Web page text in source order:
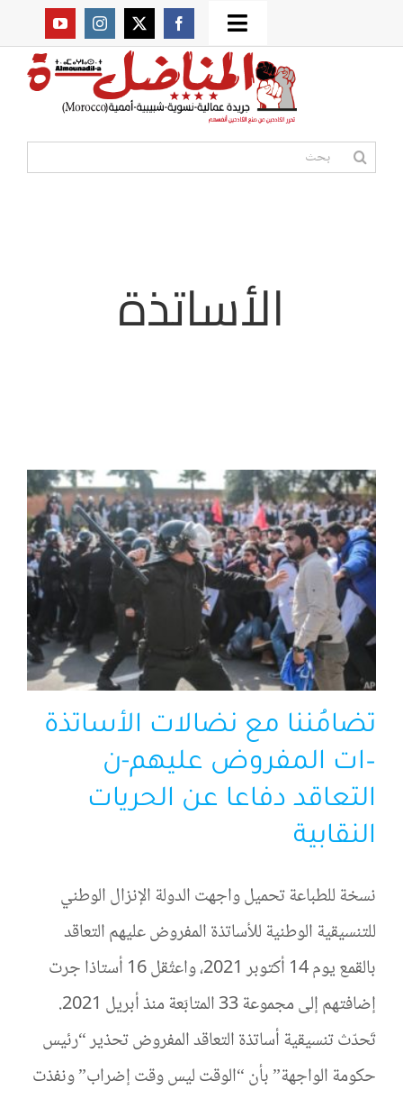
to
Toggle
Navigation
من نحن؟
افتتاحية موقع المناضل-ة
روابط
البحث
الأساتذة
تضامُننا مع نضالات الأساتذة
–ات المفروض عليهم-ن
التعاقد دفاعا عن الحريات
النقابية
نسخة للطباعة تحميل واجهت الدولة الإنزال الوطني
للتنسيقية الوطنية للأساتذة المفروض عليهم التعاقد
بالقمع يوم 14 أكتوبر 2021، واعتُقل 16 أستاذا جرت
إضافتهم إلى مجموعة 33 المتابَعة منذ أبريل 2021.
تَحدّث تنسيقية أساتذة التعاقد المفروض تحذير “رئيس
حكومة الواجهة” بأن “الوقت ليس وقت إضراب” ونفذت